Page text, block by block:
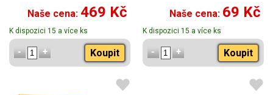
Naše cena: 469 Kč
K dispozici 15 a více ks
Koupit
Naše cena: 69 Kč
K dispozici 15 a více ks
Koupit